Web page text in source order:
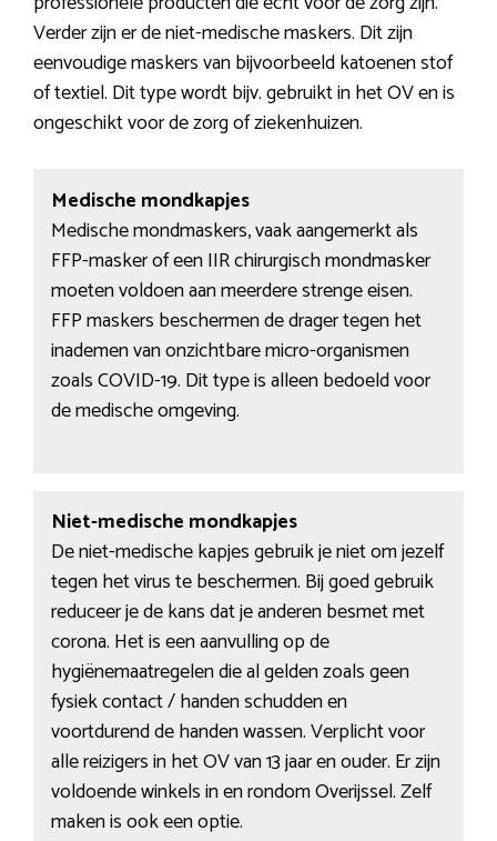
Verder zijn er de niet-medische maskers. Dit zijn
eenvoudige maskers van bijvoorbeeld katoenen stof
of textiel. Dit type wordt bijv. gebruikt in het OV en is
ongeschikt voor de zorg of ziekenhuizen.
Medische mondkapjes
Medische mondmaskers, vaak aangemerkt als
FFP-masker of een IIR chirurgisch mondmasker
moeten voldoen aan meerdere strenge eisen.
FFP maskers beschermen de drager tegen het
inademen van onzichtbare micro-organismen
zoals COVID-19. Dit type is alleen bedoeld voor
de medische omgeving.
Niet-medische mondkapjes
De niet-medische kapjes gebruik je niet om jezelf
tegen het virus te beschermen. Bij goed gebruik
reduceer je de kans dat je anderen besmet met
corona. Het is een aanvulling op de
hygiënemaatregelen die al gelden zoals geen
fysiek contact / handen schudden en
voortdurend de handen wassen. Verplicht voor
alle reizigers in het OV van 13 jaar en ouder. Er zijn
voldoende winkels in en rondom Overijssel. Zelf
maken is ook een optie.